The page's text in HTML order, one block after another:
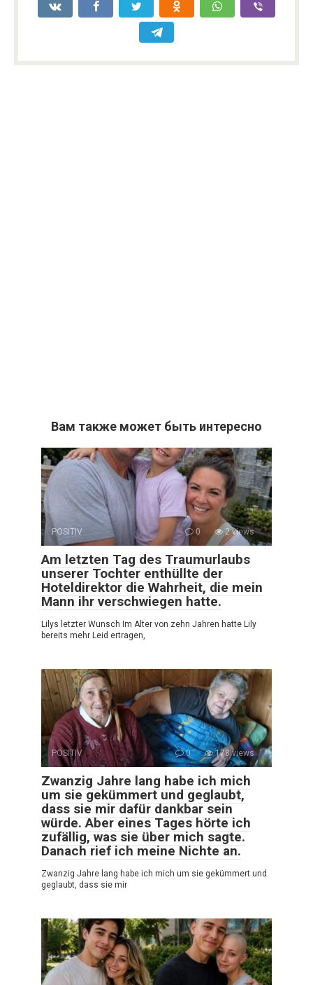
Вам также может быть интересно
POSITIV 0 2 views
Am letzten Tag des Traumurlaubs
unserer Tochter enthüllte der
Hoteldirektor die Wahrheit, die mein
Mann ihr verschwiegen hatte.
Lilys letzter Wunsch Im Alter von zehn Jahren hatte Lily
bereits mehr Leid ertragen,
POSITIV 0 178 views
Zwanzig Jahre lang habe ich mich
um sie gekümmert und geglaubt,
dass sie mir dafür dankbar sein
würde. Aber eines Tages hörte ich
zufällig, was sie über mich sagte.
Danach rief ich meine Nichte an.
Zwanzig Jahre lang habe ich mich um sie gekümmert und
geglaubt, dass sie mir